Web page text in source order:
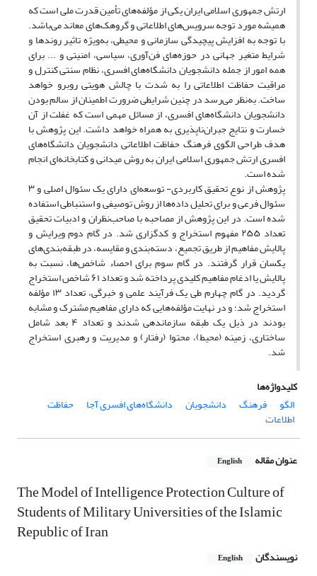
ارتش جمهوری اسلامی ایران یکی از مؤلفه‌های تأمین قدرت ملی است که
همیشه مورد توجه سرویس‌های اطلاعاتی و گروهک‌های معاند می‌باشد.
با توجه به افزایش پیچیدگی سازمانی و محیطی، به‌ویژه تاثیر روندها و
شرایط متغیر جهانی در حوزه‌های فن‌آوری، سیاسی، امنیتی و ... برای
همه امور از جمله دانشجویان دانشگاه‌های افسری، نظام سنتی کنترل و
مراقبت حفاظت اطلاعاتی را به شدت با چالش هویتی روبرو خواهد
ساخت. به‌نظر می‌رسد در چنین شرایطی ضرورت اطمینان از سالم بودن
دانشجویان دانشگاه‌های افسری، از مسائل مهمی است که غفلت از آن
خسارت و نتایج جبران‌نا‌پذیری به‌ همراه خواهد داشت. این پژوهش با
هدف طراحی الگوی فرهنگ حفاظت اطلاعاتی دانشجویان دانشگاه‌های
افسری ارتش جمهوری اسلامی ایران به روش میدانی و کتابخانه‌ای انجام
شده است.
پژوهش از نوع تحقیق کاربردی- توسعه‌ای دارای یک سئوال اصلی و ۳
سئوال فرعی و برای تحلیل داده‌ها از روش توصیفی و استنباطی استفاده
شده است. در این پژوهش از مصاحبه با صاحب‌نظران و ادبیات تحقیق
تعداد ۲۵۵ مفهوم استخراج و کدگزاری شد. در گام دوم ویرایش و
پالایش مفاهیم از طریق تجمیع، دسته‌بندی و مقایسه، در طبقه‌بندی‌های
یکسان قرار گرفتند. در گام سوم برای احصاء شاخص‌ها، نسبت به
پالایش یا ادغام مفاهیم کلیدی پرداخته شد و تعداد ۶۱ شاخص استخراج
گردید. در گام چهارم طی یک فرآیند علمی و خبرگی، تعداد ۱۳ مؤلفه
استخراج شد؛ و در نهایت مؤلفه‌هایی که دارای مفاهیم مشترک و مشابه
بودند در ذیل یک طبقه سازماندهی شدند و تعداد ۴ بعد شامل
ساختاری، زمینه (محیط)، محتوا (رفتار) و مدیریت و رهبری استخراج
شد.
کلیدواژه‌ها
الگو
فرهنگ دانشجویان دانشگاه‌های افسری آجا حفاظت
اطلاعات
عنوان مقاله English
The Model of Intelligence Protection Culture of
Students of Military Universities of the Islamic
Republic of Iran
نویسندگان English